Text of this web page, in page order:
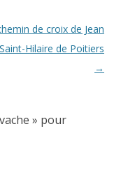
de croix de Jean
Hilaire de Poitiers
→
» pour